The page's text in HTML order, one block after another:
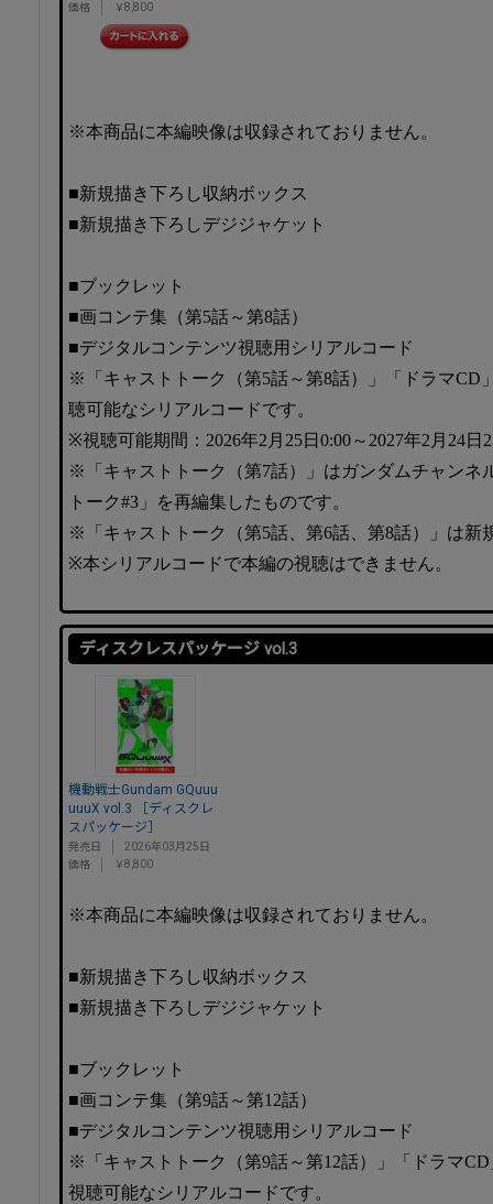
価格
￥8,800
※本商品に本編映像は収録されておりません。
■新規描き下ろし収納ボックス
■新規描き下ろしデジジャケット
■ブックレット
■画コンテ集（第5話～第8話）
■デジタルコンテンツ視聴用シリアルコード
※「キャストトーク（第5話～第8話）」「ドラマCD
聴可能なシリアルコードです。
※視聴可能期間：2026年2月25日0:00～2027年2月24日
※「キャストトーク（第7話）」はガンダムチャンネ
トーク#3」を再編集したものです。
※「キャストトーク（第5話、第6話、第8話）」は新
※本シリアルコードで本編の視聴はできません。
ディスクレスパッケージ vol.3
機動戦士Gundam GQuuu
uuuX vol.3 ［ディスクレ
スパッケージ］
発売日
2026年03月25日
価格
￥8,800
※本商品に本編映像は収録されておりません。
■新規描き下ろし収納ボックス
■新規描き下ろしデジジャケット
■ブックレット
■画コンテ集（第9話～第12話）
■デジタルコンテンツ視聴用シリアルコード
※「キャストトーク（第9話～第12話）」「ドラマ
視聴可能なシリアルコードです。